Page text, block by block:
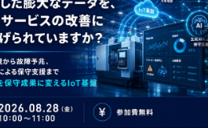
タヘルプデスクキッティング